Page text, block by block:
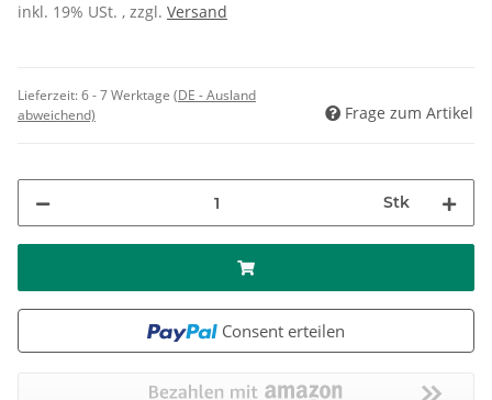
inkl. 19% USt. , zzgl. Versand
Lieferzeit:6 - 7 Werktage (DE - Ausland
abweichend)
Frage zum Artikel
Stk
Consent erteilen